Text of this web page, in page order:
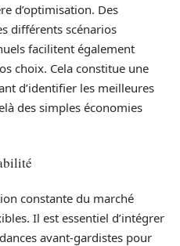
d’optimisation. Des
différents scénarios
facilitent également
choix. Cela constitue une
d’identifier les meilleures
des simples économies
constante du marché
Il est essentiel d’intégrer
avant-gardistes pour